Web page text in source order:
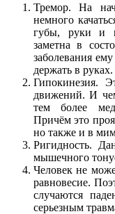
Тремор. На
немного
губы, руки и
заметна в
заболевания
держать в руках.
Гипокинезия.
движений. И
тем более
Причём это
но также и в
Ригидность.
мышечного
Человек не
равновесие.
случаются
серьезным